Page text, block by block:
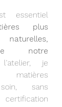
essentiel
plus
notre
je
matières
sans